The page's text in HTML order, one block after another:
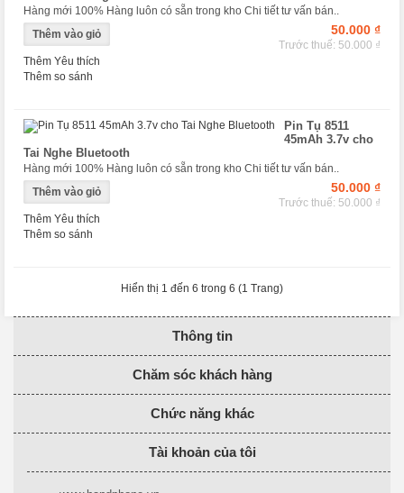
Hàng mới 100% Hàng luôn có sẵn trong kho Chi tiết tư vấn bán..
50.000 ₫
Trước thuế: 50.000 ₫
Thêm Yêu thích
Thêm so sánh
Pin Tụ 8511
45mAh 3.7v cho
Tai Nghe Bluetooth
Hàng mới 100% Hàng luôn có sẵn trong kho Chi tiết tư vấn bán..
50.000 ₫
Trước thuế: 50.000 ₫
Thêm Yêu thích
Thêm so sánh
Hiển thị 1 đến 6 trong 6 (1 Trang)
Thông tin
Chăm sóc khách hàng
Chức năng khác
Tài khoản của tôi